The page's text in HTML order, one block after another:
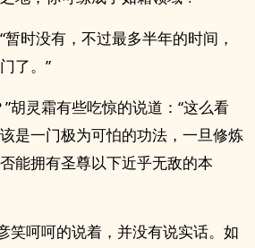
时没有，不过最多半年的时间，
了。”
胡灵霜有些吃惊的说道：“这么看
是一门极为可怕的功法，一旦修炼
能拥有圣尊以下近乎无敌的本
笑呵呵的说着，并没有说实话。如